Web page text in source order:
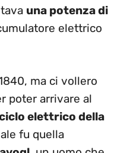
una potenza di
elettrico
ma ci vollero
poter arrivare al
elettrico della
fu quella